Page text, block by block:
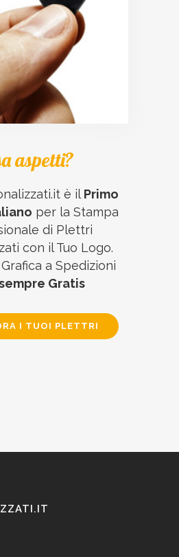
aspetti?
è il Primo
per la Stampa
di Plettri
con il Tuo Logo.
a Spedizioni
Gratis
I TUOI PLETTRI